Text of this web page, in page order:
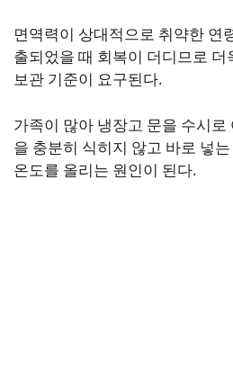
면역력이 상대적으로 취약한 연
출되었을 때 회복이 더디므로
보관 기준이 요구된다.
가족이 많아 냉장고 문을 수시로
을 충분히 식히지 않고 바로 넣
온도를 올리는 원인이 된다.